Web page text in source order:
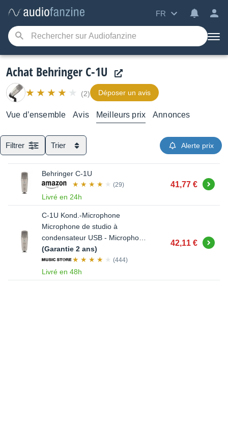
FR
Achat Behringer C-1U
(2) Déposer un avis
Vue d’ensemble Avis Meilleurs prix Annonces
Filtrer Trier Alerte prix
Behringer C-1U
(29)
Livré en 24h
41,77 € Acheter
C-1U Kond.-Microphone
Microphone de studio à
condensateur USB - Microphone
USB
(Garantie 2 ans)
(444)
Livré en 48h
42,11 € Acheter